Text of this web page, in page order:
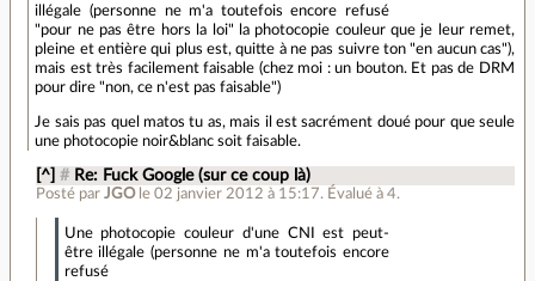
illégale (personne ne m'a toutefois encore refusé
"pour ne pas être hors la loi" la photocopie couleur que je leur remet,
pleine et entière qui plus est, quitte à ne pas suivre ton "en aucun cas"),
mais est très facilement faisable (chez moi : un bouton. Et pas de DRM
pour dire "non, ce n'est pas faisable")
Je sais pas quel matos tu as, mais il est sacrément doué pour que seule
une photocopie noir&blanc soit faisable.
[^] # Re: Fuck Google (sur ce coup là)
Posté par JGO le 02 janvier 2012 à 15:17. Évalué à 4.
Une photocopie couleur d'une CNI est peut-
être illégale (personne ne m'a toutefois encore
refusé